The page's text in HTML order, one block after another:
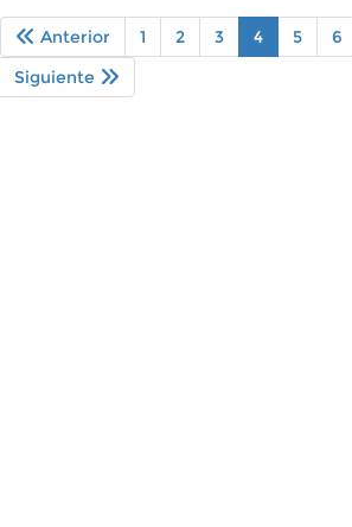
Anterior 1 2 3 4 5 6
Siguiente